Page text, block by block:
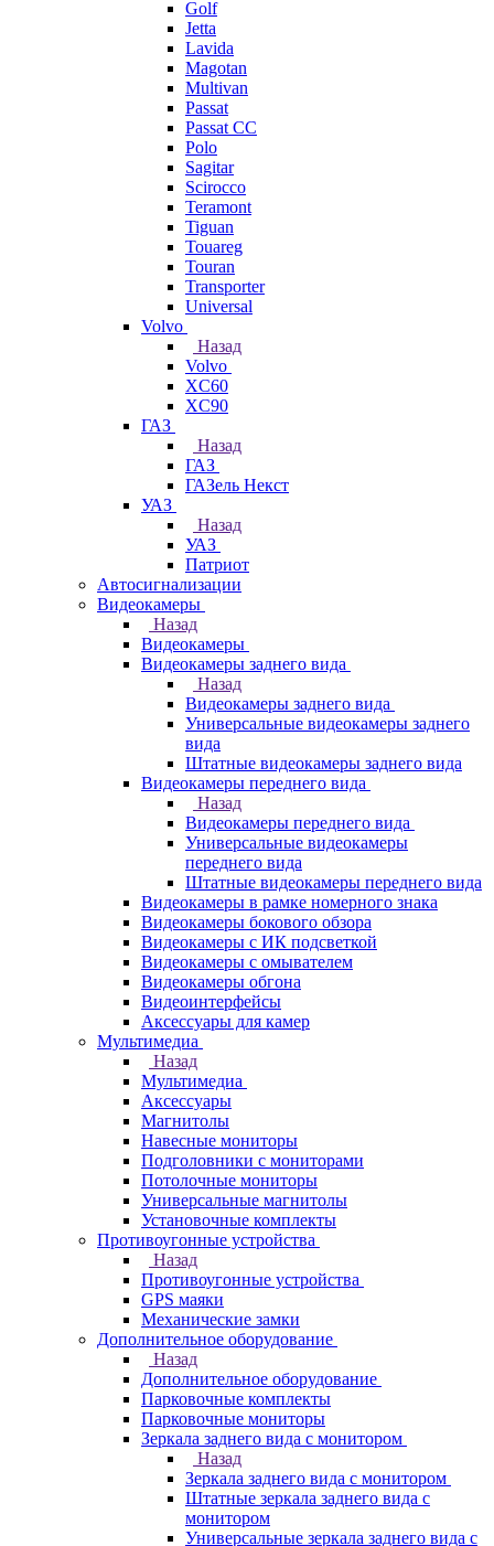
Golf
Jetta
Lavida
Magotan
Multivan
Passat
Passat CC
Polo
Sagitar
Scirocco
Teramont
Tiguan
Touareg
Touran
Transporter
Universal
Volvo
Назад
Volvo
XC60
XC90
ГАЗ
Назад
ГАЗ
ГАЗель Некст
УАЗ
Назад
УАЗ
Патриот
Автосигнализации
Видеокамеры
Назад
Видеокамеры
Видеокамеры заднего вида
Назад
Видеокамеры заднего вида
Универсальные видеокамеры заднего
вида
Штатные видеокамеры заднего вида
Видеокамеры переднего вида
Назад
Видеокамеры переднего вида
Универсальные видеокамеры
переднего вида
Штатные видеокамеры переднего вида
Видеокамеры в рамке номерного знака
Видеокамеры бокового обзора
Видеокамеры с ИК подсветкой
Видеокамеры с омывателем
Видеокамеры обгона
Видеоинтерфейсы
Аксессуары для камер
Мультимедиа
Назад
Мультимедиа
Аксессуары
Магнитолы
Навесные мониторы
Подголовники с мониторами
Потолочные мониторы
Универсальные магнитолы
Установочные комплекты
Противоугонные устройства
Назад
Противоугонные устройства
GPS маяки
Механические замки
Дополнительное оборудование
Назад
Дополнительное оборудование
Парковочные комплекты
Парковочные мониторы
Зеркала заднего вида с монитором
Назад
Зеркала заднего вида с монитором
Штатные зеркала заднего вида с
монитором
Универсальные зеркала заднего вида с